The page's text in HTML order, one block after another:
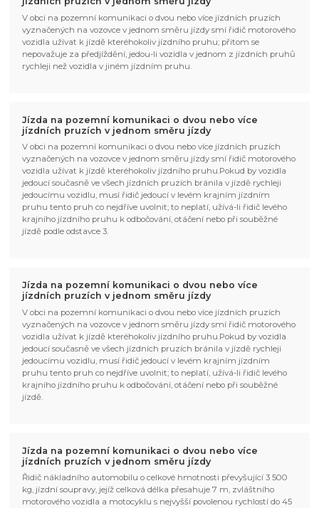
V obci na pozemní komunikaci o dvou nebo více jízdních pruzích
vyznačených na vozovce v jednom směru jízdy smí řidič motorového
vozidla užívat k jízdě kteréhokoliv jízdního pruhu; přitom se
nepovažuje za předjíždění, jedou-li vozidla v jednom z jízdních pruhů
rychleji než vozidla v jiném jízdním pruhu.
Jízda na pozemní komunikaci o dvou nebo více
jízdních pruzích v jednom směru jízdy
V obci na pozemní komunikaci o dvou nebo více jízdních pruzích
vyznačených na vozovce v jednom směru jízdy smí řidič motorového
vozidla užívat k jízdě kteréhokoliv jízdního pruhu.Pokud by vozidla
jedoucí současně ve všech jízdních pruzích bránila v jízdě rychleji
jedoucímu vozidlu, musí řidič jedoucí v levém krajním jízdním
pruhu tento pruh co nejdříve uvolnit; to neplatí, užívá-li řidič levého
krajního jízdního pruhu k odbočování, otáčení nebo při souběžné
jízdě podle odstavce 3.
Jízda na pozemní komunikaci o dvou nebo více
jízdních pruzích v jednom směru jízdy
V obci na pozemní komunikaci o dvou nebo více jízdních pruzích
vyznačených na vozovce v jednom směru jízdy smí řidič motorového
vozidla užívat k jízdě kteréhokoliv jízdního pruhu.Pokud by vozidla
jedoucí současně ve všech jízdních pruzích bránila v jízdě rychleji
jedoucímu vozidlu, musí řidič jedoucí v levém krajním jízdním
pruhu tento pruh co nejdříve uvolnit; to neplatí, užívá-li řidič levého
krajního jízdního pruhu k odbočování, otáčení nebo při souběžné
jízdě.
Jízda na pozemní komunikaci o dvou nebo více
jízdních pruzích v jednom směru jízdy
Řidič nákladního automobilu o celkové hmotnosti převyšující 3 500
kg, jízdní soupravy, jejíž celková délka přesahuje 7 m, zvláštního
motorového vozidla a motocyklu s nejvyšší povolenou rychlostí do 45